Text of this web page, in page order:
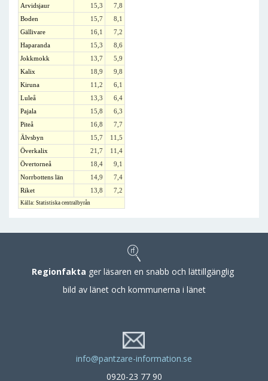
Arvidsjaur
15,3
7,8
Boden
15,7
8,1
Gällivare
16,1
7,2
Haparanda
15,3
8,6
Jokkmokk
13,7
5,9
Kalix
18,9
9,8
Kiruna
11,2
6,1
Luleå
13,3
6,4
Pajala
15,8
6,3
Piteå
16,8
7,7
Älvsbyn
15,7
11,5
Överkalix
21,7
11,4
Övertorneå
18,4
9,1
Norrbottens län
14,9
7,4
Riket
13,8 7,2
Källa: Statistiska centralbyrån
Regionfakta ger läsaren en snabb och lättillgänglig
bild av länet och kommunerna i länet
info@pantzare-information.se
0920-23 77 90